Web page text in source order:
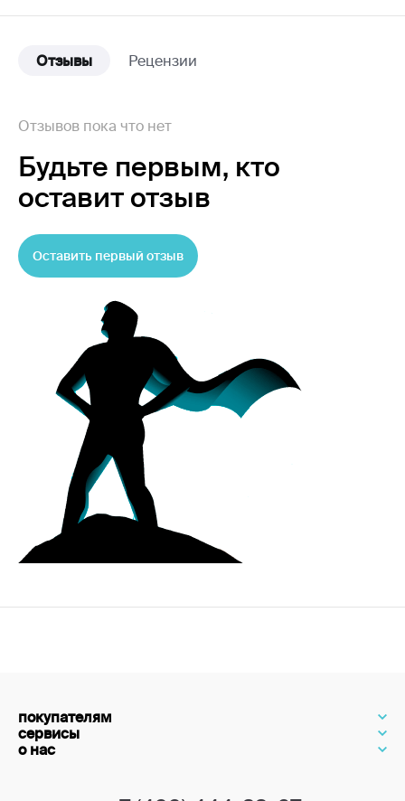
Отзывы Рецензии
Отзывов пока что нет
Будьте первым, кто
оставит отзыв
Оставить первый отзыв
покупателям
сервисы
о нас